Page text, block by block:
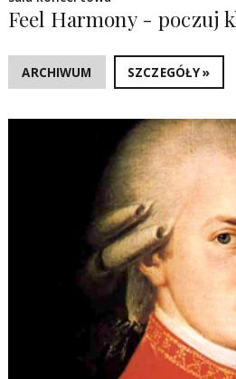
Feel Harmony - poczuj
ARCHIWUM SZCZEGÓŁY »